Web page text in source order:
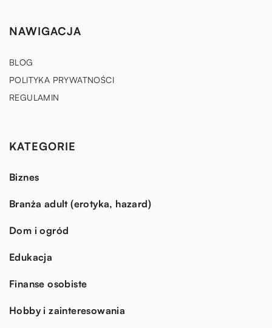
NAWIGACJA
BLOG
POLITYKA PRYWATNOŚCI
REGULAMIN
KATEGORIE
Biznes
Branża adult (erotyka, hazard)
Dom i ogród
Edukacja
Finanse osobiste
Hobby i zainteresowania